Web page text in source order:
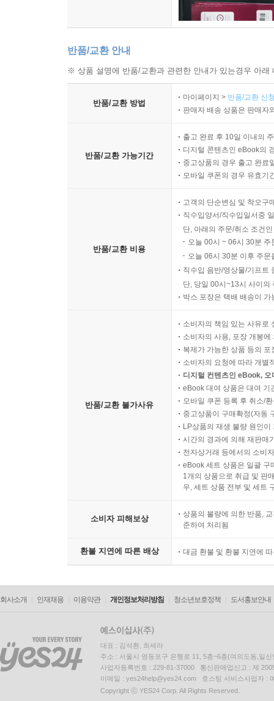
반품/교환 안내
※ 상품 설명에 반품/교환과 관련한 안내가 있는경우 아
반품/교환 방법
마이페이지 > 반품/교환 신
판매자 배송 상품은 판매자
반품/교환 가능기간
출고 완료 후 10일 이내의
디지털 콘텐츠인 eBook의
중고상품의 경우 출고 완료
모바일 쿠폰의 경우 유효기
반품/교환 비용
고객의 단순변심 및 착오구
직수입양서/직수입일서중
단, 아래의 주문/취소 조건
오늘 00시 ~ 06시 30분
오늘 06시 30분 이후 주
직수입 음반/영상물/기프트
단, 당일 00시~13시 사이의
박스 포장은 택배 배송이
반품/교환 불가사유
소비자의 책임 있는 사유로
소비자의 사용, 포장 개봉
복제가 가능한 상품 등의
소비자의 요청에 따라 개별
디지털 컨텐츠인 eBook,
eBook 대여 상품은 대여 기
모바일 쿠폰 등록 후 취소/
중고상품이 구매확정(자동
LP상품의 재생 불량 원인
시간의 경과에 의해 재판매
전자상거래 등에서의 소비
eBook 세트 상품은 일괄 구
1개의 상품으로 취급 및 판
우, 세트 상품 전부 및 세트
소비자 피해보상
상품의 불량에 의한 반품,
준하여 처리됨
환불 지연에 따른 배상 대금 환불 및 환불 지연에
회사소개 인재채용 이용약관 개인정보처리방침 청소년보호정책 도서홍보안내
대표 : 김석환, 최세라
주소 : 서울시 영등포구 은행로 11, 5층~6층(여의도동,일신
사업자등록번호 : 229-81-37000 통신판매업신고 : 제
이메일 : yes24help@yes24.com 호스팅 서비스사업자 :
Copyright ⓒ YES24 Corp. All Rights Reserved.